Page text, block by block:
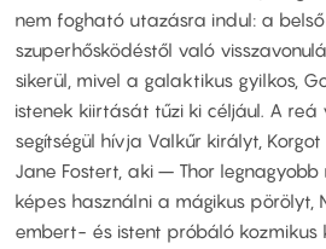
nem fogható utazásra indul: a
szuperhősködéstől való
sikerül, mivel a galaktikus gyilkos,
istenek kiirtását tűzi ki céljául. A reá
segítségül hívja Valkűr királyt,
Jane Fostert, aki – Thor
képes használni a mágikus pörölyt,
embert- és istent próbáló kozmikus